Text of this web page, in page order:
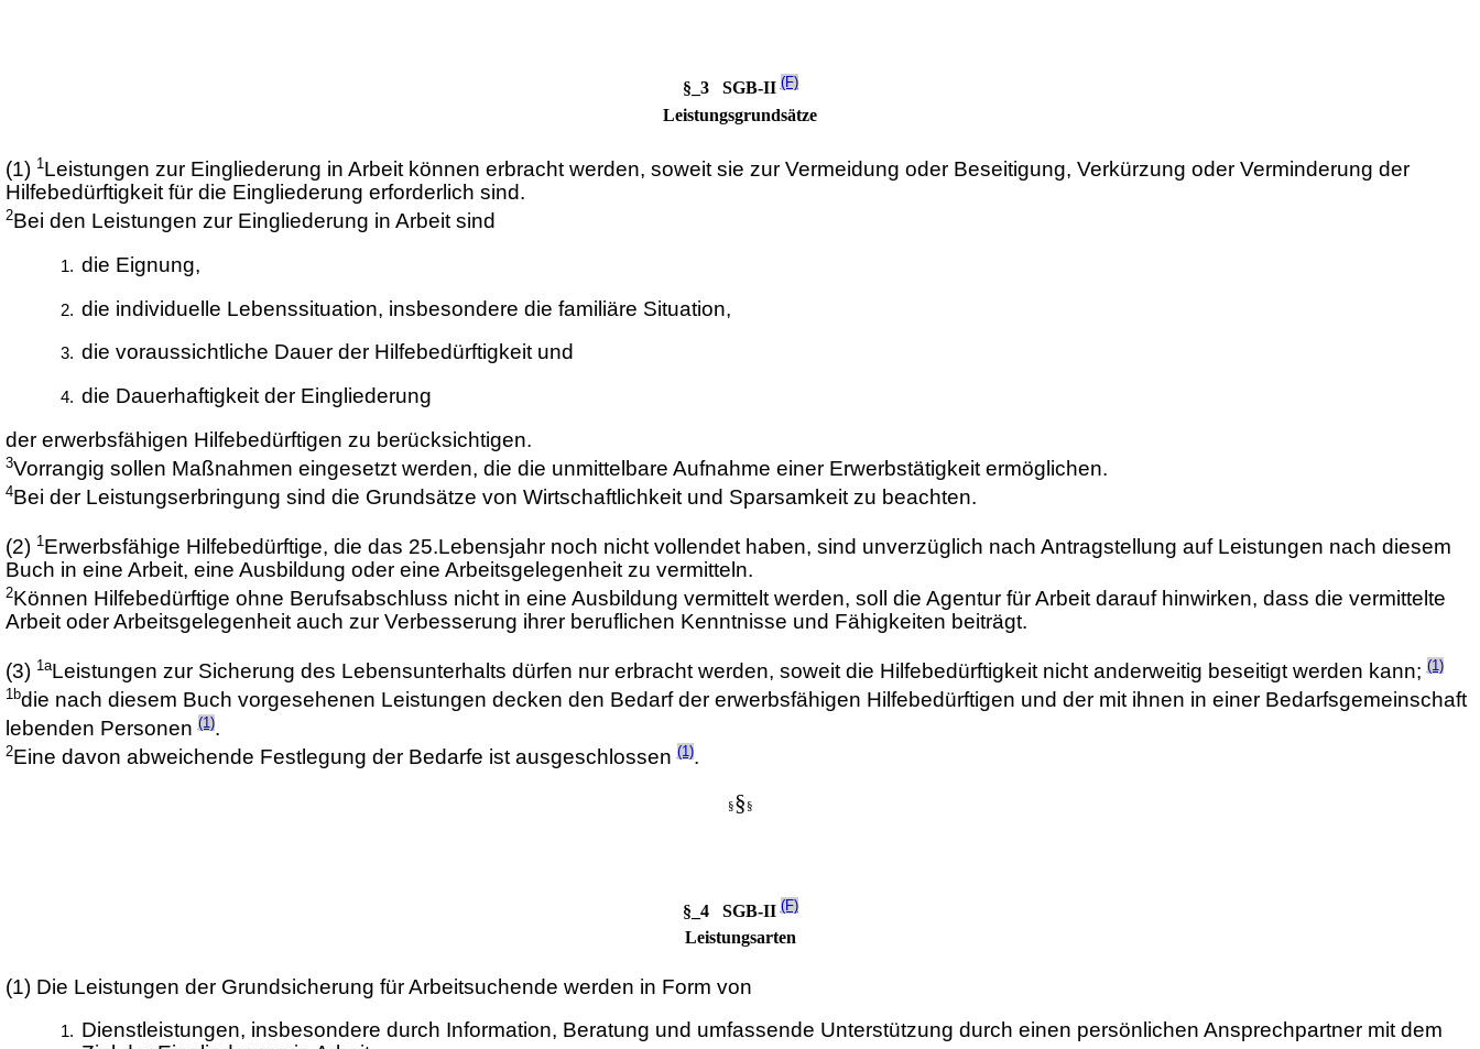
§_3 SGB-II(F)
Leistungsgrundsätze
(1) 1Leistungen zur Eingliederung in Arbeit können erbracht werden, soweit sie zur Vermeidung oder Beseitigung, Verkürzung oder Verminderung der
Hilfebedürftigkeit für die Eingliederung erforderlich sind.
2Bei den Leistungen zur Eingliederung in Arbeit sind
die Eignung,
die individuelle Lebenssituation, insbesondere die familiäre Situation,
die voraussichtliche Dauer der Hilfebedürftigkeit und
die Dauerhaftigkeit der Eingliederung
der erwerbsfähigen Hilfebedürftigen zu berücksichtigen.
3Vorrangig sollen Maßnahmen eingesetzt werden, die die unmittelbare Aufnahme einer Erwerbstätigkeit ermöglichen.
4Bei der Leistungserbringung sind die Grundsätze von Wirtschaftlichkeit und Sparsamkeit zu beachten.
(2) 1Erwerbsfähige Hilfebedürftige, die das 25.Lebensjahr noch nicht vollendet haben, sind unverzüglich nach Antragstellung auf Leistungen nach diesem
Buch in eine Arbeit, eine Ausbildung oder eine Arbeitsgelegenheit zu vermitteln.
2Können Hilfebedürftige ohne Berufsabschluss nicht in eine Ausbildung vermittelt werden, soll die Agentur für Arbeit darauf hinwirken, dass die vermittelte
Arbeit oder Arbeitsgelegenheit auch zur Verbesserung ihrer beruflichen Kenntnisse und Fähigkeiten beiträgt.
(3) 1aLeistungen zur Sicherung des Lebensunterhalts dürfen nur erbracht werden, soweit die Hilfebedürftigkeit nicht anderweitig beseitigt werden kann;(1)
1bdie nach diesem Buch vorgesehenen Leistungen decken den Bedarf der erwerbsfähigen Hilfebedürftigen und der mit ihnen in einer Bedarfsgemeinschaft
lebenden Personen(1).
2Eine davon abweichende Festlegung der Bedarfe ist ausgeschlossen(1).
§§ §
§_4 SGB-II(F)
Leistungsarten
(1) Die Leistungen der Grundsicherung für Arbeitsuchende werden in Form von
Dienstleistungen, insbesondere durch Information, Beratung und umfassende Unterstützung durch einen persönlichen Ansprechpartner mit dem